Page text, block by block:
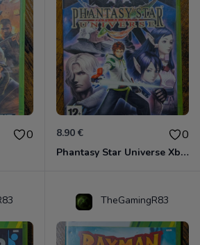
0 8.90 € 0
Phantasy Star Universe Xbox 360
TheGamingR83